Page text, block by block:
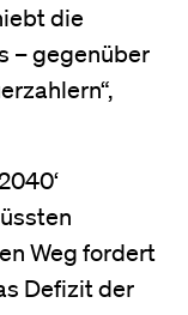
die
– gegenüber
Weg fordert
Defizit der